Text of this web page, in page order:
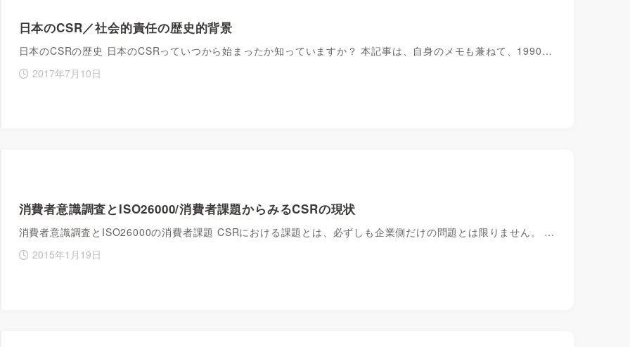
日本のCSR／社会的責任の歴史的背景
日本のCSRの歴史 日本のCSRっていつから始まったか知っていますか？ 本記事は、自身のメモも兼ねて、1990…
2017年7月10日
消費者意識調査とISO26000/消費者課題からみるCSRの現状
消費者意識調査とISO26000の消費者課題 CSRにおける課題とは、必ずしも企業側だけの問題とは限りません。 …
2015年1月19日